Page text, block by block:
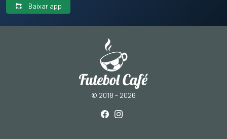
Baixar app
© 2018 - 2026